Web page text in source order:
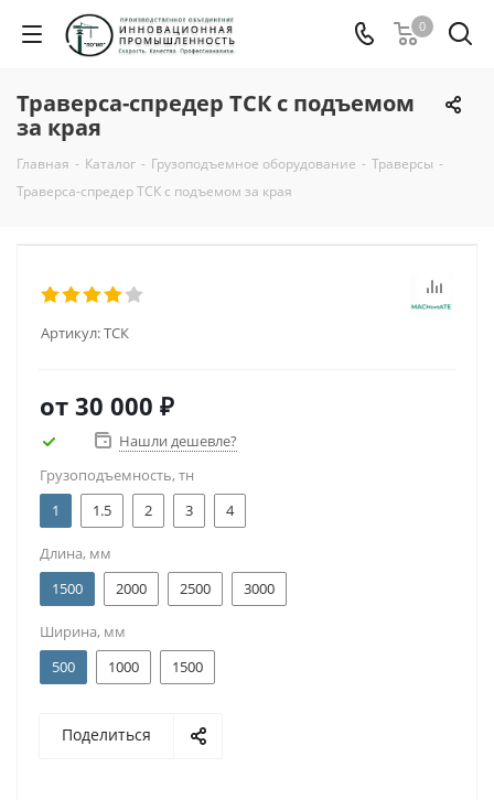
0
Траверса-спредер ТСК с подъемом
за края
Главная - Каталог - Грузоподъемное оборудование - Траверсы -
Траверса-спредер ТСК с подъемом за края
Артикул:ТСК
от 30 000 ₽
Нашли дешевле?
Грузоподъемность, тн
1
1.5 2 3 4
Длина, мм
1500
2000 2500 3000
Ширина, мм
500
1000 1500
Поделиться